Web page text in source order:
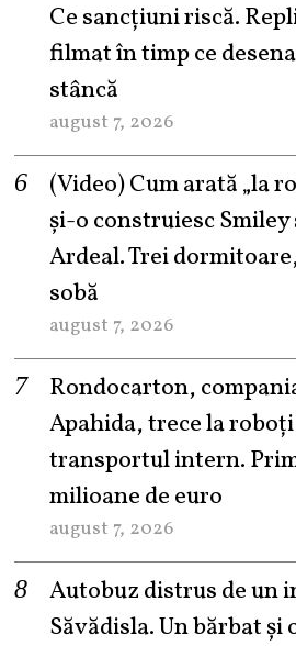
Ce sancțiuni riscă.
filmat în timp ce
stâncă
august 7, 2026
(Video) Cum arată „la
şi-o construiesc
Ardeal. Trei
sobă
august 7, 2026
Rondocarton,
Apahida, trece la
transportul intern.
milioane de euro
august 7, 2026
Autobuz distrus de un
Săvădisla. Un bărbat și